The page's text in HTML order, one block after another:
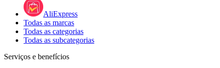
AliExpress
Todas as marcas
Todas as categorias
Todas as subcategorias
Serviços e benefícios